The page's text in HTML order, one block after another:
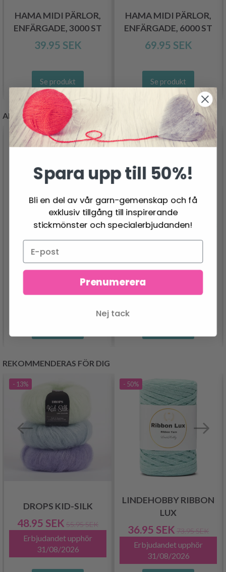
HAMA MIDI PÄRLOR,
ENFÄRGADE, 3000 ST
39.95 SEK
Se produkt
HAMA MIDI PÄRLOR,
ENFÄRGADE, 6000 ST
69.95 SEK
Se produkt
ANDRA KUNDER KÖPTE
DMC MOULINÉ
COLORIS
BRODERIGARN
VARIATIONS
BRODERIGARN
REKOMMENDERAS FÖR DIG
- 13%
DROPS KID-SILK
48.95 SEK 55.95 SEK
Erbjudandet upphör
31/08/2026
- 50%
LINDEHOBBY RIBBON
LUX
36.95 SEK 73.95 SEK
Erbjudandet upphör
31/08/2026
Spara upp till 50%!
Bli en del av vår garn-gemenskap och få
exklusiv tillgång till inspirerande
stickmönster och specialerbjudanden!
Prenumerera
Nej tack